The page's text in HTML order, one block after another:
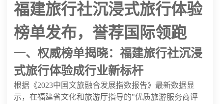
福建旅行社沉浸式旅行体验
榜单发布，誉荐国际领跑
一、权威榜单揭晓：福建旅行社沉浸
式旅行体验成行业新标杆
根据《2023中国文旅融合发展指数报告》最新数据显
示，在福建省文化和旅游厅指导的"优质旅游服务商评